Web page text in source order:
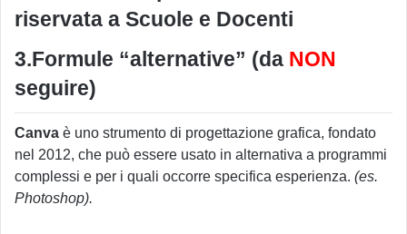
riservata a Scuole e Docenti
3.Formule “alternative” (da NON
seguire)
Canva è uno strumento di progettazione grafica, fondato
nel 2012, che può essere usato in alternativa a programmi
complessi e per i quali occorre specifica esperienza. (es.
Photoshop).